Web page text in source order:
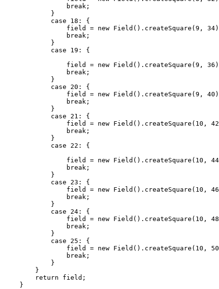
                break;
            }
            case 18: {
field = new Field().createSquare(9,
                break;
            }
            case 19: {
field = new Field().createSquare(9,
                break;
            }
            case 20: {
field = new Field().createSquare(9,
                break;
            }
            case 21: {
field = new Field().createSquare(10,
                break;
            }
            case 22: {
field = new Field().createSquare(10,
                break;
            }
            case 23: {
field = new Field().createSquare(10,
                break;
            }
            case 24: {
field = new Field().createSquare(10,
                break;
            }
            case 25: {
field = new Field().createSquare(10,
                break;
            }
        }
        return field;
    }